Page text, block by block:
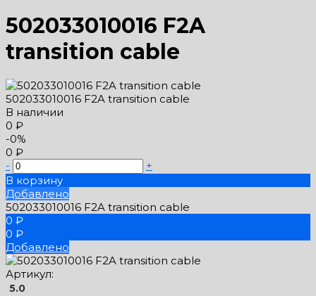
502033010016 F2A
transition cable
502033010016 F2A transition cable
В наличии
0 ₽
-0%
0 ₽
-
+
В корзину
Добавлено
502033010016 F2A transition cable
0 ₽
0 ₽
Добавлено
Артикул:
5.0